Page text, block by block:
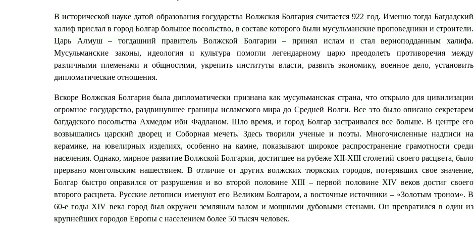
В исторической науке датой образования государства Волжская Болгария считается 922 год. Именно тогда Багдадский
халиф прислал в город Болгар большое посольство, в составе которого были мусульманские проповедники и строители.
Царь Алмуш – тогдашний правитель Волжской Болгарии – принял ислам и стал верноподданным халифа.
Мусульманские законы, идеология и культура помогли легендарному царю преодолеть противоречия между
различными племенами и общностями, укрепить институты власти, развить экономику, военное дело, установить
дипломатические отношения.
Вскоре Волжская Болгария была дипломатически признана как мусульманская страна, что открыло для цивилизации
огромное государство, раздвинувшее границы исламского мира до Средней Волги.Все это было описано секретарем
багдадского посольства Ахмедом ибн Фадланом. Шло время, и город Болгар застраивался все больше. В центре его
возвышались царский дворец и Соборная мечеть. Здесь творили ученые и поэты. Многочисленные надписи на
керамике, на ювелирных изделиях, особенно на камне, показывают широкое распространение грамотности среди
населения. Однако, мирное развитие Волжской Болгарии, достигшее на рубеже XII-XIII столетий своего расцвета, было
прервано монгольским нашествием. В отличие от других волжских тюркских городов, потерявших свое значение,
Болгар быстро оправился от разрушения и во второй половине XIII – первой половине XIV веков достиг своего
второго расцвета. Русские летописи именуют его Великим Болгаром, а восточные источники – «Золотым троном». В
60-е годы XIV века город был окружен земляным валом и мощными дубовыми стенами. Он превратился в один из
крупнейших городов Европы с населением более 50 тысяч человек.